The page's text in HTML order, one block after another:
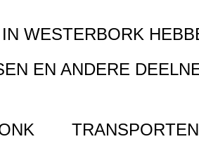
WESTERBORK
EN ANDERE